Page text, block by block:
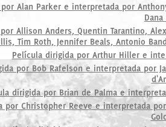
Alan Parker e interpretada por
Dana
Allison Anders, Quentin Tarantino,
Tim Roth, Jennifer Beals, Antonio
Película dirigida por Arthur Hiller e
por Bob Rafelson e interpretada por
dirigida por Brian de Palma e
por Christopher Reeve e interpretada